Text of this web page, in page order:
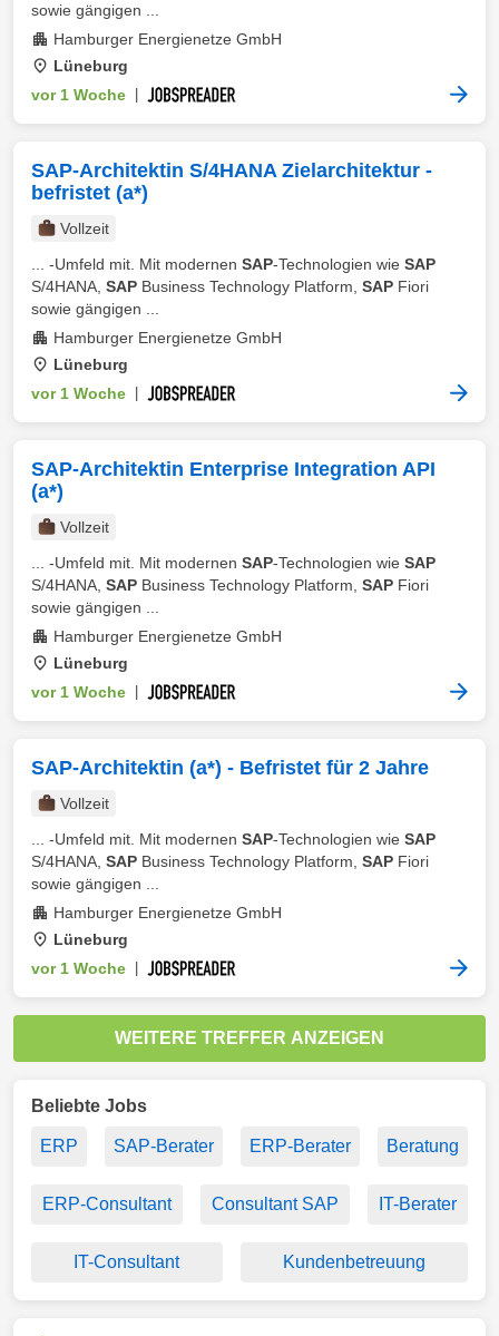
sowie gängigen ...
Hamburger Energienetze GmbH
Lüneburg
vor 1 Woche
SAP-Architektin S/4HANA Zielarchitektur -
befristet (a*)
Vollzeit
... -Umfeld mit. Mit modernen SAP-Technologien wie SAP
S/4HANA, SAP Business Technology Platform, SAP Fiori
sowie gängigen ...
Hamburger Energienetze GmbH
Lüneburg
vor 1 Woche
SAP-Architektin Enterprise Integration API
(a*)
Vollzeit
... -Umfeld mit. Mit modernen SAP-Technologien wie SAP
S/4HANA, SAP Business Technology Platform, SAP Fiori
sowie gängigen ...
Hamburger Energienetze GmbH
Lüneburg
vor 1 Woche
SAP-Architektin (a*) - Befristet für 2 Jahre
Vollzeit
... -Umfeld mit. Mit modernen SAP-Technologien wie SAP
S/4HANA, SAP Business Technology Platform, SAP Fiori
sowie gängigen ...
Hamburger Energienetze GmbH
Lüneburg
vor 1 Woche
WEITERE TREFFER ANZEIGEN
Beliebte Jobs
ERP SAP-Berater ERP-Berater Beratung
ERP-Consultant Consultant SAP IT-Berater
IT-Consultant Kundenbetreuung